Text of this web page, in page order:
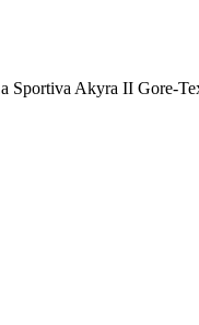
Sportiva Akyra II Gore-